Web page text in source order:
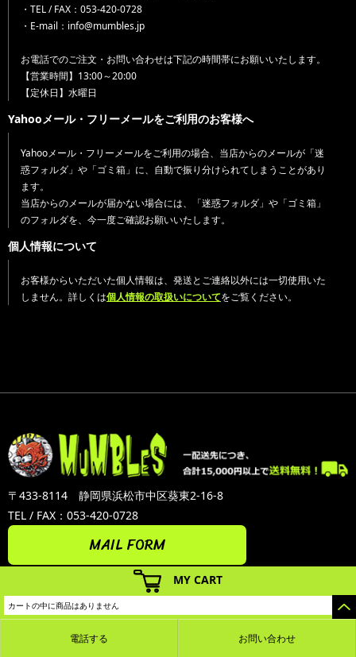
MY CART
カートの中に商品はありません
・TEL / FAX：053-420-0728
・E-mail：info@mumbles.jp
お電話でのご注文・お問い合わせは下記の時間帯にお願いいたします。
【営業時間】13:00～20:00
【定休日】水曜日
Yahooメール・フリーメールをご利用のお客様へ
Yahooメール・フリーメールをご利用の場合、当店からのメールが「迷
惑フォルダ」や「ゴミ箱」に、自動で振り分けられてしまうことがあり
ます。
当店からのメールが届かない場合には、「迷惑フォルダ」や「ゴミ箱」
のフォルダを、今一度ご確認お願いいたします。
個人情報について
お客様からいただいた個人情報は、発送とご連絡以外には一切使用いた
しません。詳しくは個人情報の取扱いについてをご覧ください。
〒433-8114 静岡県浜松市中区葵東2-16-8
TEL / FAX：053-420-0728
MAIL FORM
カラーミーショップ Copyright (C) 2005-2026 GMOペパボ株式会社All Rights Reserved.
電話する お問い合わせ